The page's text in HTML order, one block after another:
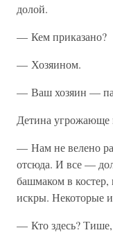
долой.
— Кем приказано?
— Хозяином.
— Ваш хозяин —
Детина угрожающе
— Нам не велено
отсюда. И все —
башмаком в костер,
искры. Некоторые
— Кто здесь? Тише,